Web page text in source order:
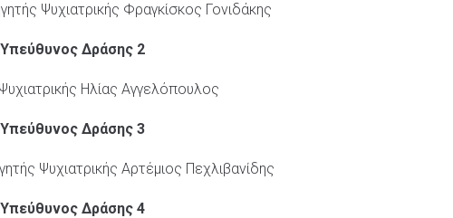
Ψυχιατρικής Φραγκίσκος Γονιδάκης
Υπεύθυνος Δράσης 2
Ηλίας Αγγελόπουλος
Υπεύθυνος Δράσης 3
Ψυχιατρικής Αρτέμιος Πεχλιβανίδης
Υπεύθυνος Δράσης 4